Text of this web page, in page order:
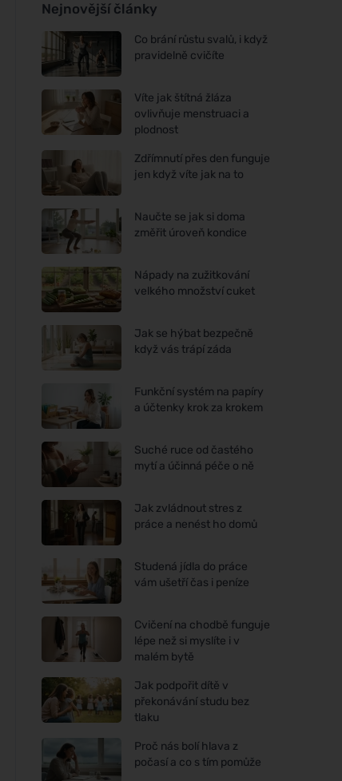
Nejnovější články
Co brání růstu svalů, i když
pravidelně cvičíte
Víte jak štítná žláza
ovlivňuje menstruaci a
plodnost
Zdřímnutí přes den funguje
jen když víte jak na to
Naučte se jak si doma
změřit úroveň kondice
Nápady na zužitkování
velkého množství cuket
Jak se hýbat bezpečně
když vás trápí záda
Funkční systém na papíry
a účtenky krok za krokem
Suché ruce od častého
mytí a účinná péče o ně
Jak zvládnout stres z
práce a nenést ho domů
Studená jídla do práce
vám ušetří čas i peníze
Cvičení na chodbě funguje
lépe než si myslíte i v
malém bytě
Jak podpořit dítě v
překonávání studu bez
tlaku
Proč nás bolí hlava z
počasí a co s tím pomůže